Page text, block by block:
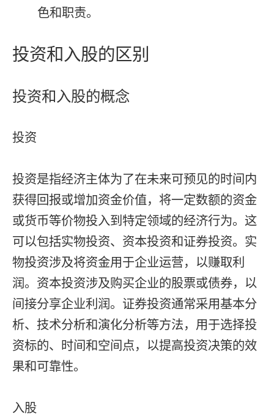
色和职责。
投资和入股的区别
投资和入股的概念
投资
投资是指经济主体为了在未来可预见的时间内
获得回报或增加资金价值，将一定数额的资金
或货币等价物投入到特定领域的经济行为。这
可以包括实物投资、资本投资和证券投资。实
物投资涉及将资金用于企业运营，以赚取利
润。资本投资涉及购买企业的股票或债券，以
间接分享企业利润。证券投资通常采用基本分
析、技术分析和演化分析等方法，用于选择投
资标的、时间和空间点，以提高投资决策的效
果和可靠性。
入股